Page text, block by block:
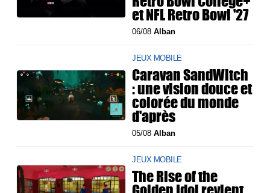
et NFL Retro Bowl '27
06/08Alban
JEUX MOBILE
Caravan SandWitch
: une vision douce et
colorée du monde
d'après
05/08Alban
JEUX MOBILE
The Rise of the